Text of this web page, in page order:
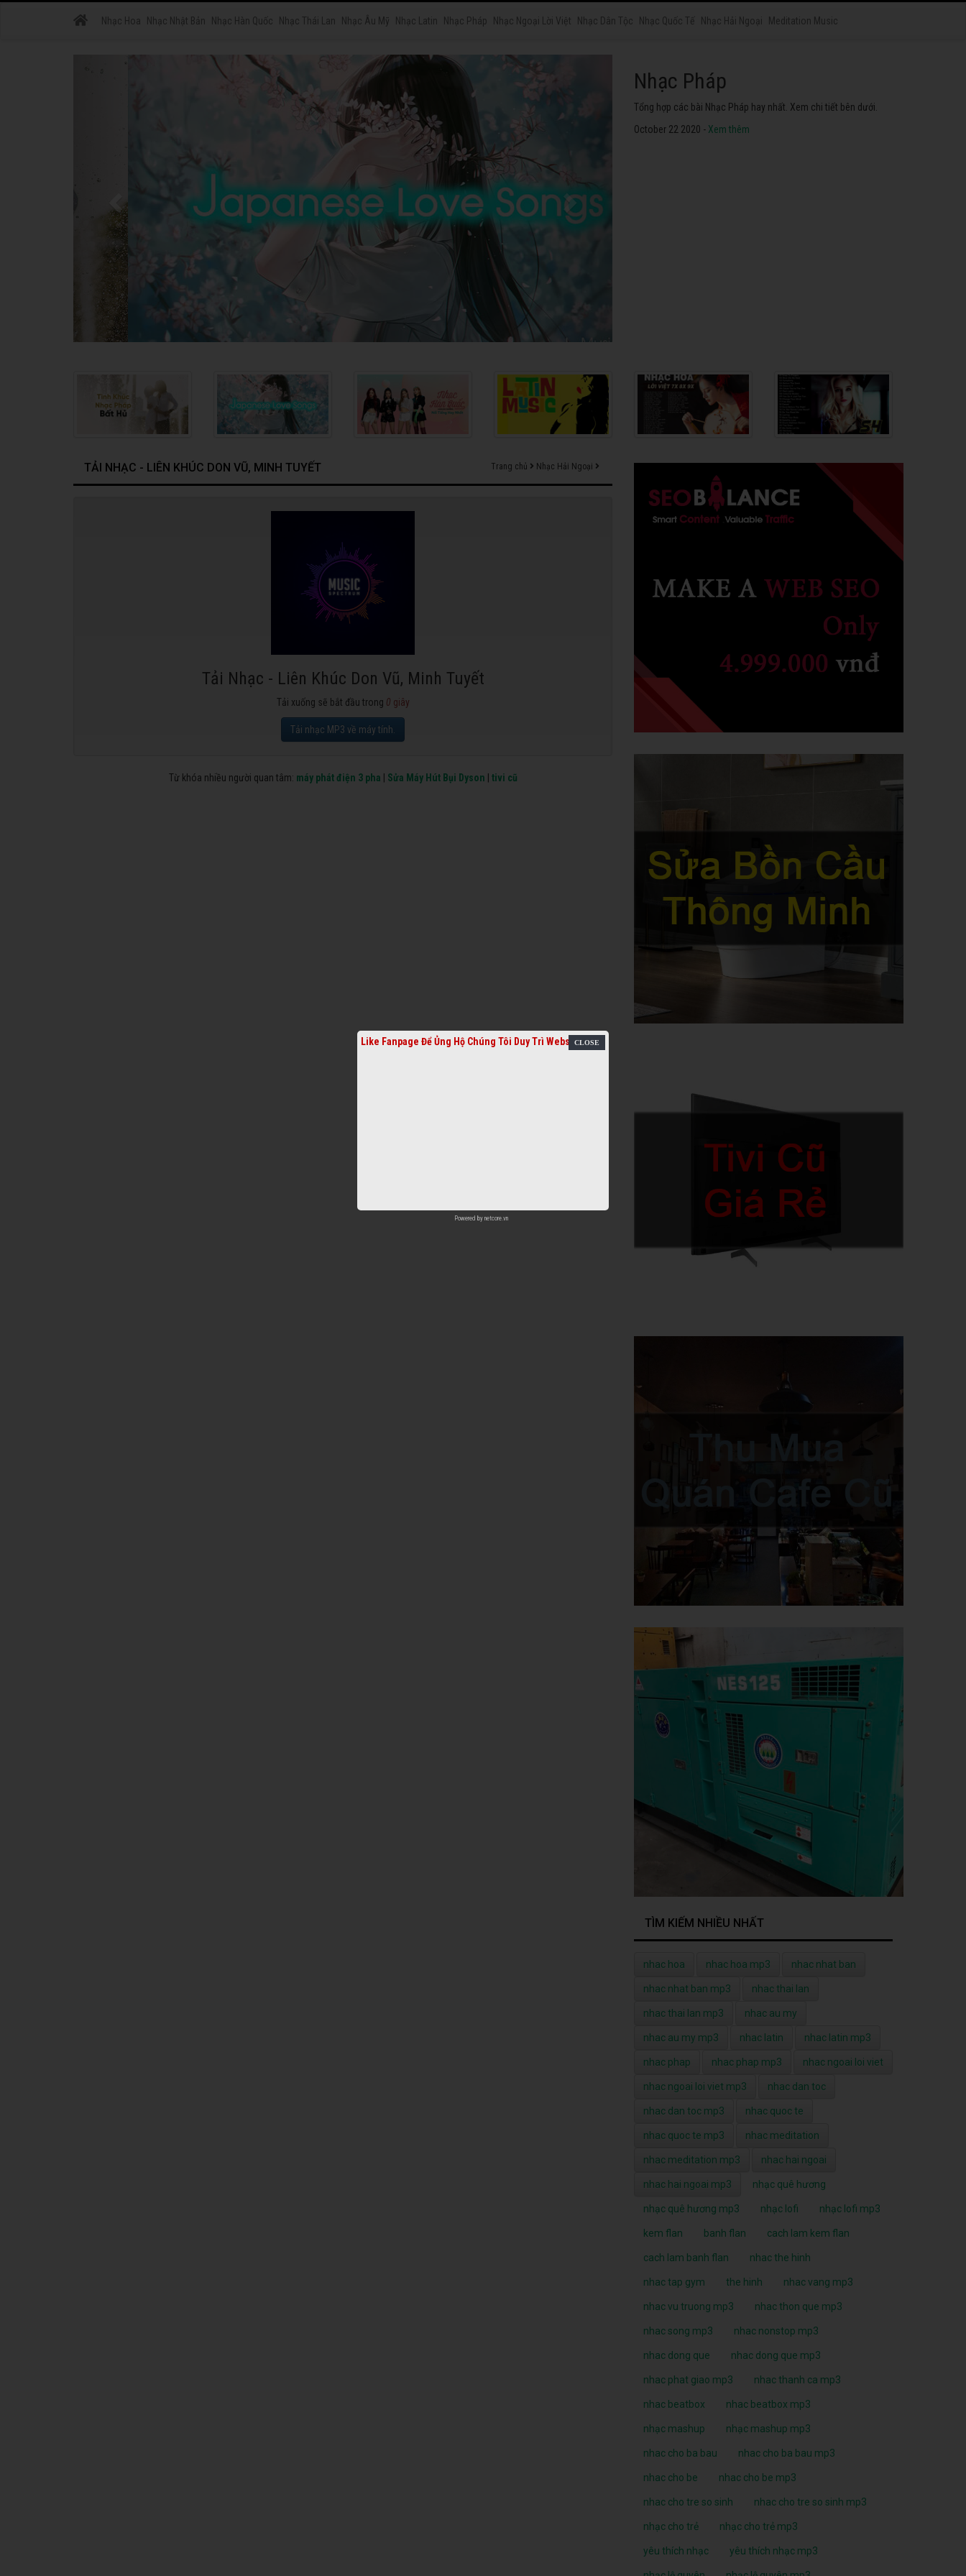
Nhạc Hoa Nhạc Nhật Bản Nhạc Hàn Quốc Nhạc Thái Lan Nhạc Âu Mỹ Nhạc Latin Nhạc Pháp Nhạc Ngoại Lời Việt Nhạc Dân Tộc Nhạc Quốc Tế Nhạc Hải Ngoại Meditation Music
Nhạc Nhật Bản
Tuyển tập các bài Nhạc Nhật Bản hay nhất. Không thể không
TẢI NHẠC - LIÊN KHÚC DON VŨ, MINH TUYẾT Trang chủ Nhạc Hải Ngoại
Tải Nhạc - Liên Khúc Don Vũ, Minh Tuyết
Tải xuống sẽ bắt đầu trong 0 giây
Tải nhạc MP3 về máy tính.
Từ khóa nhiều người quan tâm: máy phát điện 3 pha Sửa Máy Hút Bụi Dyson tivi cũ
TÌM KIẾM NHIỀU NHẤT
nhac hoa nhac hoa mp3 nhac nhat ban
nhac nhat ban mp3 nhac thai lan
nhac thai lan mp3 nhac au my
nhac au my mp3 nhac latin nhac latin mp3
nhac phap nhac phap mp3 nhac ngoai loi viet
nhac ngoai loi viet mp3 nhac dan toc
nhac dan toc mp3 nhac quoc te
nhac quoc te mp3 nhac meditation
nhac meditation mp3 nhac hai ngoai
nhac hai ngoai mp3 nhạc quê hương
nhạc quê hương mp3 nhạc lofi nhạc lofi mp3
kem flan banh flan cach lam kem flan
cach lam banh flan nhac the hinh
nhac tap gym the hinh nhac vang mp3
nhac vu truong mp3 nhac thon que mp3
nhac song mp3 nhac nonstop mp3
nhac dong que nhac dong que mp3
nhac phat giao mp3 nhac thanh ca mp3
nhac beatbox nhac beatbox mp3
nhạc mashup nhạc mashup mp3
nhac cho ba bau nhac cho ba bau mp3
nhac cho be nhac cho be mp3
nhac cho tre so sinh nhac cho tre so sinh mp3
nhạc cho trẻ nhạc cho trẻ mp3
yêu thích nhạc yêu thích nhạc mp3
Like Fanpage Để Ủng Hộ Chúng Tôi Duy Trì Website
Powered by netcore.vn